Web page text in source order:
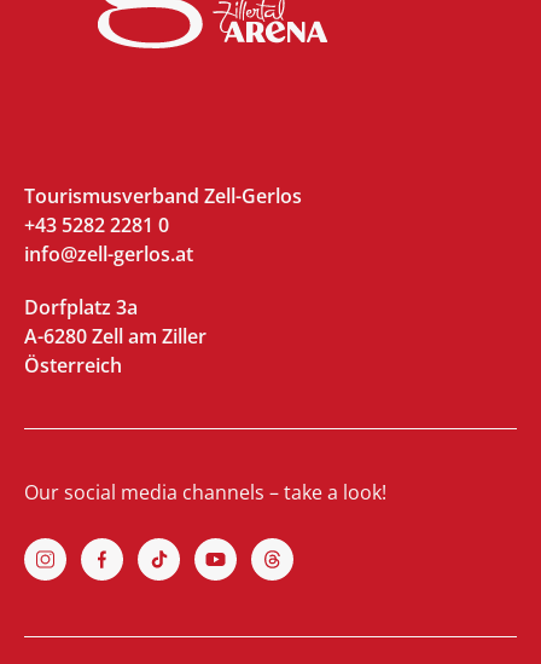
Tourismusverband Zell-Gerlos
+43 5282 2281 0
info@zell-gerlos.at
Dorfplatz 3a
A-6280 Zell am Ziller
Österreich
Our social media channels – take a look!